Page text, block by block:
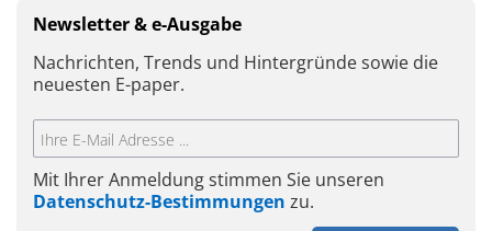
Newsletter & e-Ausgabe
Nachrichten, Trends und Hintergründe sowie die
neuesten E-paper.
Mit Ihrer Anmeldung stimmen Sie unseren
Datenschutz-Bestimmungen zu.